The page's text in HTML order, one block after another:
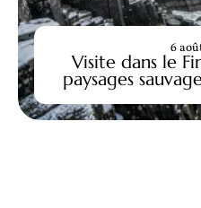
Visite dans le
paysages
6